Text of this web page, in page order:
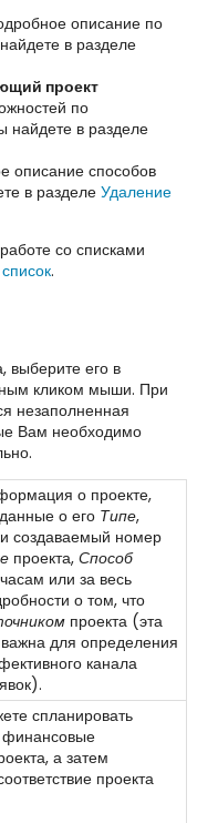
описание по
в разделе
проект
по
найдете в разделе
описание способов
в разделеУдаление
со списками
.
выберите его в
кликом мыши. При
незаполненная
Вам необходимо
о проекте,
о его Типе,
создаваемый номер
проекта,Способ
или за весь
о том, что
проекта (эта
для определения
канала
спланировать
а затем
проекта